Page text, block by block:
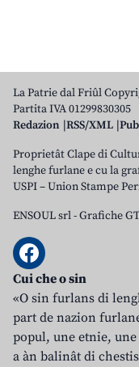
La Patrie dal Friûl
Partita IVA 01299830305
Redazion RSS/XML
Proprietât Clape di
lenghe furlane e cu la
USPI – Union Stampe
ENSOUL srl-Grafiche
Cui che o sin
«O sin furlans di
part de nazion
popul, une etnie,
a àn balinât di